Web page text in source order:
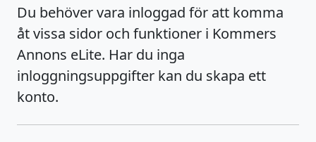
Du behöver vara inloggad för att komma
åt vissa sidor och funktioner i Kommers
Annons eLite. Har du inga
inloggningsuppgifter kan du skapa ett
konto.